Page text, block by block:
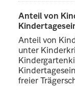
Anteil von
Anteil von
unter
freier